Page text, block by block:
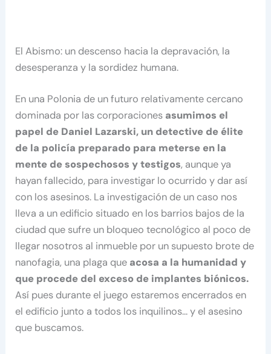
El Abismo: un descenso hacia la depravación, la
desesperanza y la sordidez humana.
En una Polonia de un futuro relativamente cercano
dominada por las corporaciones asumimos el
papel de Daniel Lazarski, un detective de élite
de la policía preparado para meterse en la
mente de sospechosos y testigos, aunque ya
hayan fallecido, para investigar lo ocurrido y dar así
con los asesinos. La investigación de un caso nos
lleva a un edificio situado en los barrios bajos de la
ciudad que sufre un bloqueo tecnológico al poco de
llegar nosotros al inmueble por un supuesto brote de
nanofagia, una plaga que acosa a la humanidad y
que procede del exceso de implantes biónicos.
Así pues durante el juego estaremos encerrados en
el edificio junto a todos los inquilinos… y el asesino
que buscamos.